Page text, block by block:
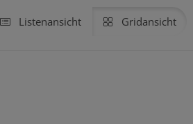
Listenansicht Gridansicht